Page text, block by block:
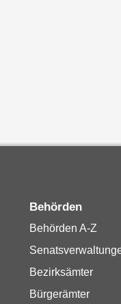
Behörden
Behörden A-Z
Bezirksämter
Bürgerämter